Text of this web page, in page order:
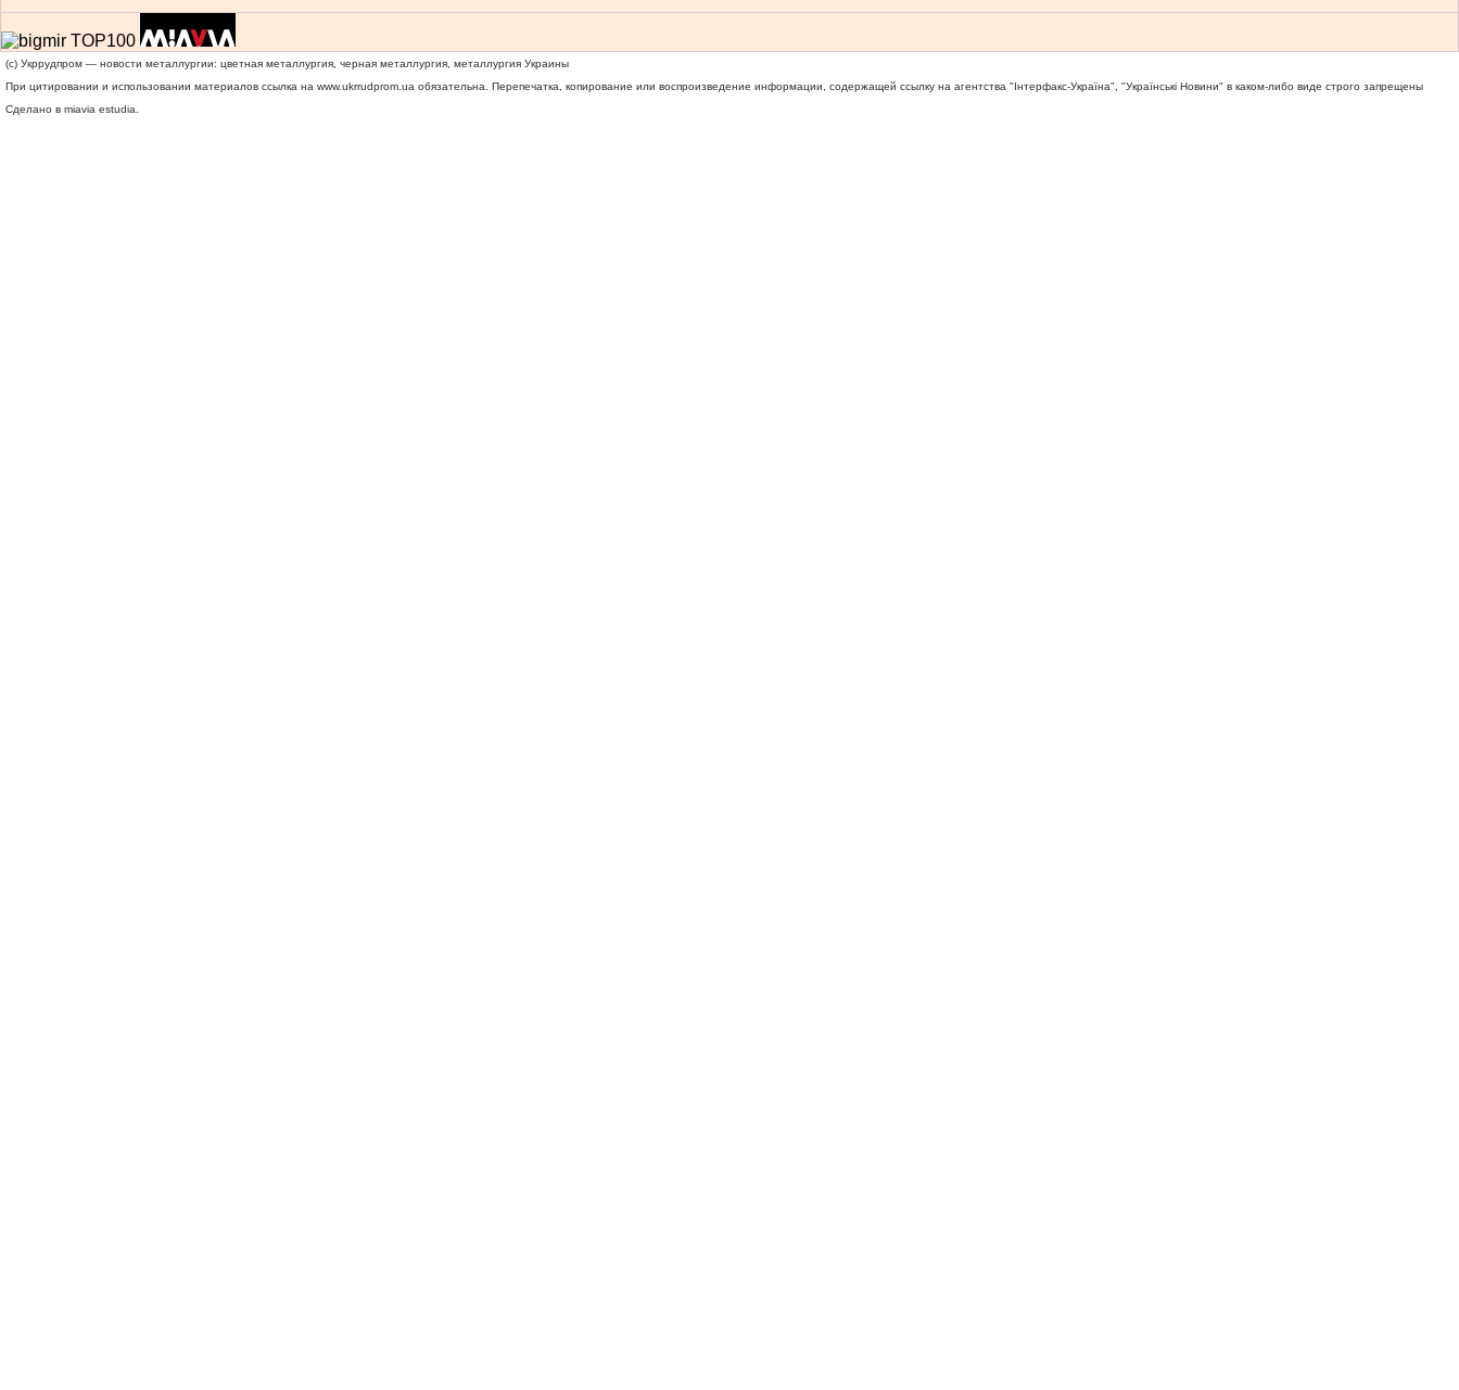
(c) Укррудпром — новости металлургии: цветная металлургия, черная металлургия, металлургия Украины
При цитировании и использовании материалов ссылка на www.ukrrudprom.ua обязательна. Перепечатка, копирование или воспроизведение информации, содержащей ссылку на агентства "Iнтерфакс-Україна", "Українськi Новини" в каком-либо виде строго запрещены
Сделано в miavia estudia.